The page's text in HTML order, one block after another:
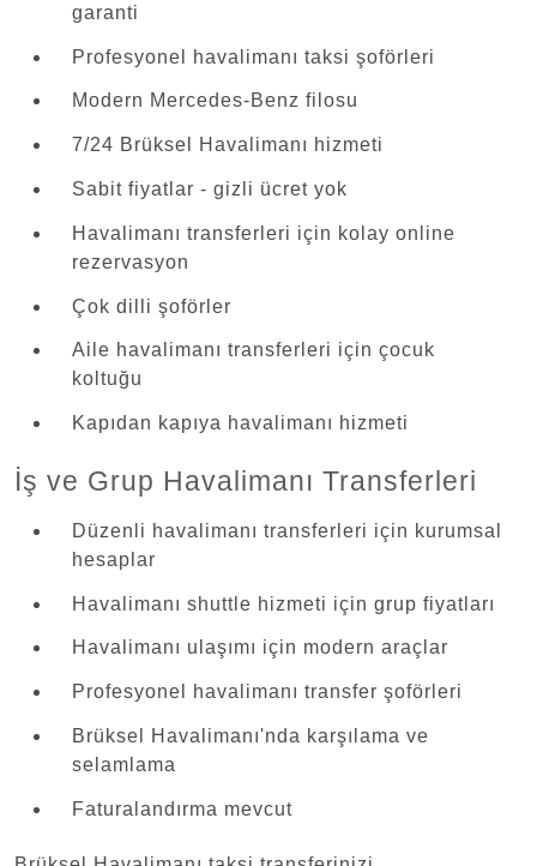
garanti
Profesyonel havalimanı taksi şoförleri
Modern Mercedes-Benz filosu
7/24 Brüksel Havalimanı hizmeti
Sabit fiyatlar - gizli ücret yok
Havalimanı transferleri için kolay online
rezervasyon
Çok dilli şoförler
Aile havalimanı transferleri için çocuk
koltuğu
Kapıdan kapıya havalimanı hizmeti
İş ve Grup Havalimanı Transferleri
Düzenli havalimanı transferleri için kurumsal
hesaplar
Havalimanı shuttle hizmeti için grup fiyatları
Havalimanı ulaşımı için modern araçlar
Profesyonel havalimanı transfer şoförleri
Brüksel Havalimanı'nda karşılama ve
selamlama
Faturalandırma mevcut